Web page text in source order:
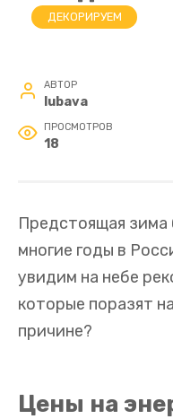
ДЕКОРИРУЕМ
АВТОР
lubava
ПРОСМОТРОВ
18
Предстоящая зима
многие годы в
увидим на небе
которые поразят
причине?
Цены на